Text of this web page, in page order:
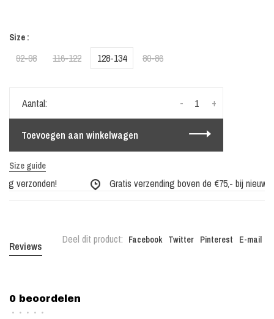
Size :
92-98 116-122 128-134 80-86
Aantal: +
-
Toevoegen aan winkelwagen
Size guide
verzonden! Gratis verzending boven de €75,- bij nieuwe
Deel dit product: Facebook Twitter Pinterest E-mail
Reviews
0 beoordelen
• • • • •